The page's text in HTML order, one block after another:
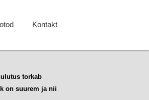
Kontakt
torkab
on suurem ja nii